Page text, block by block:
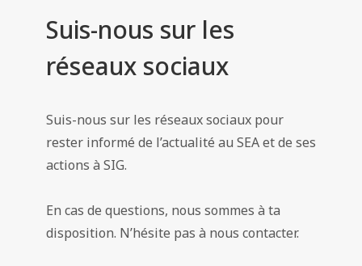
Suis-nous sur les
réseaux sociaux
Suis-nous sur les réseaux sociaux pour
rester informé de l’actualité au SEA et de ses
actions à SIG.
En cas de questions, nous sommes à ta
disposition. N’hésite pas à nous contacter.